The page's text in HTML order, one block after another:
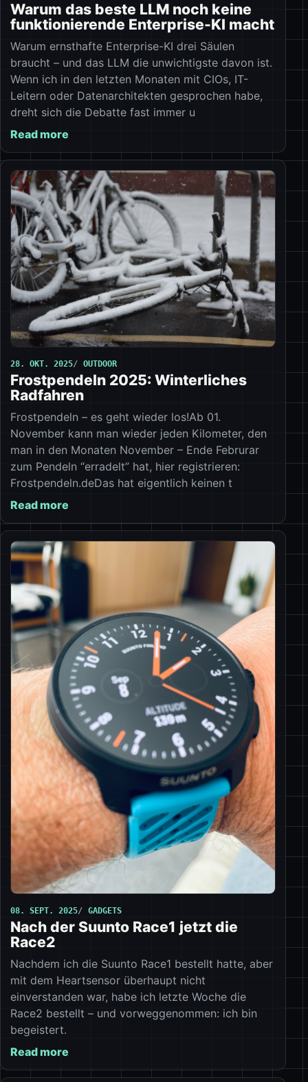
Warum das beste LLM noch keine
funktionierende Enterprise-KI macht
Warum ernsthafte Enterprise-KI drei Säulen
braucht – und das LLM die unwichtigste davon ist.
Wenn ich in den letzten Monaten mit CIOs, IT-
Leitern oder Datenarchitekten gesprochen habe,
dreht sich die Debatte fast immer u
Read more
28. OKT. 2025 OUTDOOR
Frostpendeln 2025: Winterliches
Radfahren
Frostpendeln – es geht wieder los!Ab 01.
November kann man wieder jeden Kilometer, den
man in den Monaten November – Ende Februrar
zum Pendeln “erradelt” hat, hier registrieren:
Frostpendeln.deDas hat eigentlich keinen t
Read more
08. SEPT. 2025 GADGETS
Nach der Suunto Race1 jetzt die
Race2
Nachdem ich die Suunto Race1 bestellt hatte, aber
mit dem Heartsensor überhaupt nicht
einverstanden war, habe ich letzte Woche die
Race2 bestellt – und vorweggenommen: ich bin
begeistert.
Read more